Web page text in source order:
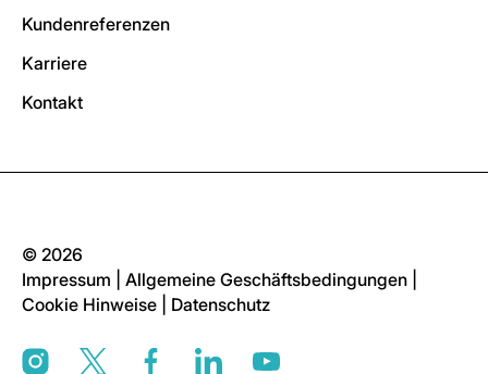
Kundenreferenzen
Karriere
Kontakt
© 2026
Impressum
Allgemeine Geschäftsbedingungen
Cookie Hinweise
Datenschutz